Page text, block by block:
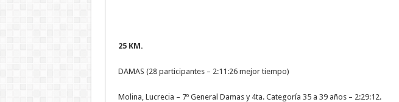
25 KM.
DAMAS (28 participantes – 2:11:26 mejor tiempo)
Molina, Lucrecia – 7º General Damas y 4ta. Categoría 35 a 39 años – 2:29:12.